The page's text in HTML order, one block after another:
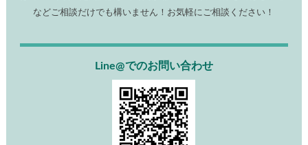
などご相談だけでも構いません！お気軽にご相談ください！
Line@でのお問い合わせ